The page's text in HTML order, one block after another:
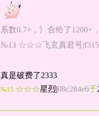
系数0.7+，氵合给了1200+
№13 ☆☆☆飞玄真君号
真是破费了2333
№15 ☆☆☆星烈|08c284e6于